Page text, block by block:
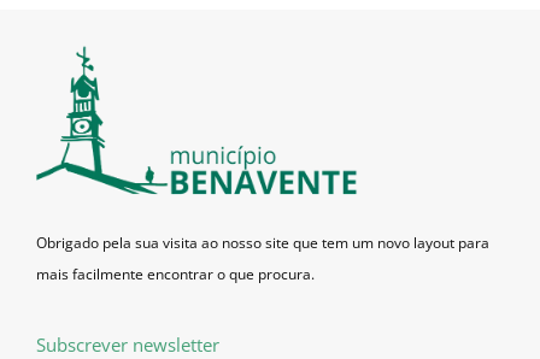
Obrigado pela sua visita ao nosso site que tem um novo layout para
mais facilmente encontrar o que procura.
Subscrever newsletter